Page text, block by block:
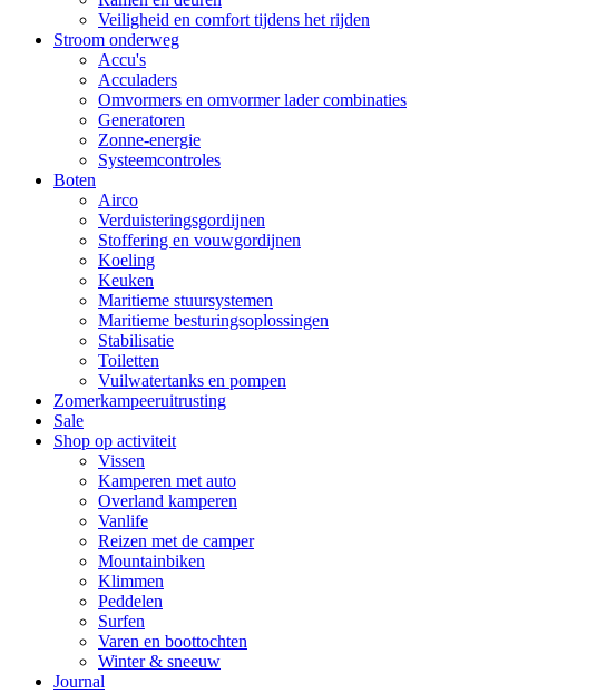
Veiligheid en comfort tijdens het rijden
Stroom onderweg
Accu's
Acculaders
Omvormers en omvormer lader combinaties
Generatoren
Zonne-energie
Systeemcontroles
Boten
Airco
Verduisteringsgordijnen
Stoffering en vouwgordijnen
Koeling
Keuken
Maritieme stuursystemen
Maritieme besturingsoplossingen
Stabilisatie
Toiletten
Vuilwatertanks en pompen
Zomerkampeeruitrusting
Sale
Shop op activiteit
Vissen
Kamperen met auto
Overland kamperen
Vanlife
Reizen met de camper
Mountainbiken
Klimmen
Peddelen
Surfen
Varen en boottochten
Winter & sneeuw
Journal